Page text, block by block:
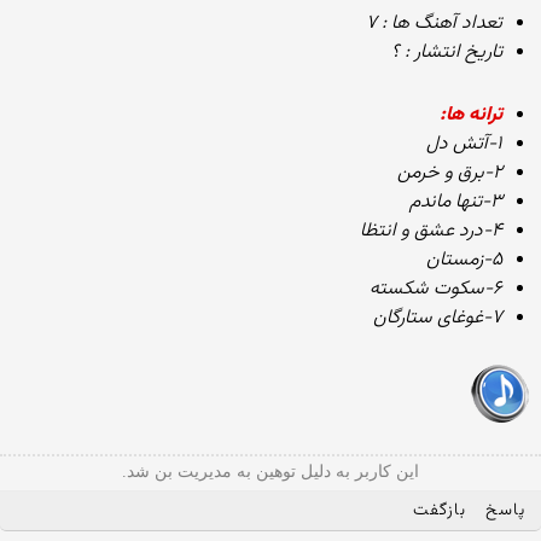
تعداد آهنگ ها : ۷
تاریخ انتشار : ؟
ترانه ها:
۱-آتش دل
۲-برق و خرمن
۳-تنها ماندم
۴-درد عشق و انتظا
۵-زمستان
۶-سکوت شکسته
۷-غوغای ستارگان
این کاربر به دلیل توهین به مدیریت بن شد.
پاسخ بازگفت